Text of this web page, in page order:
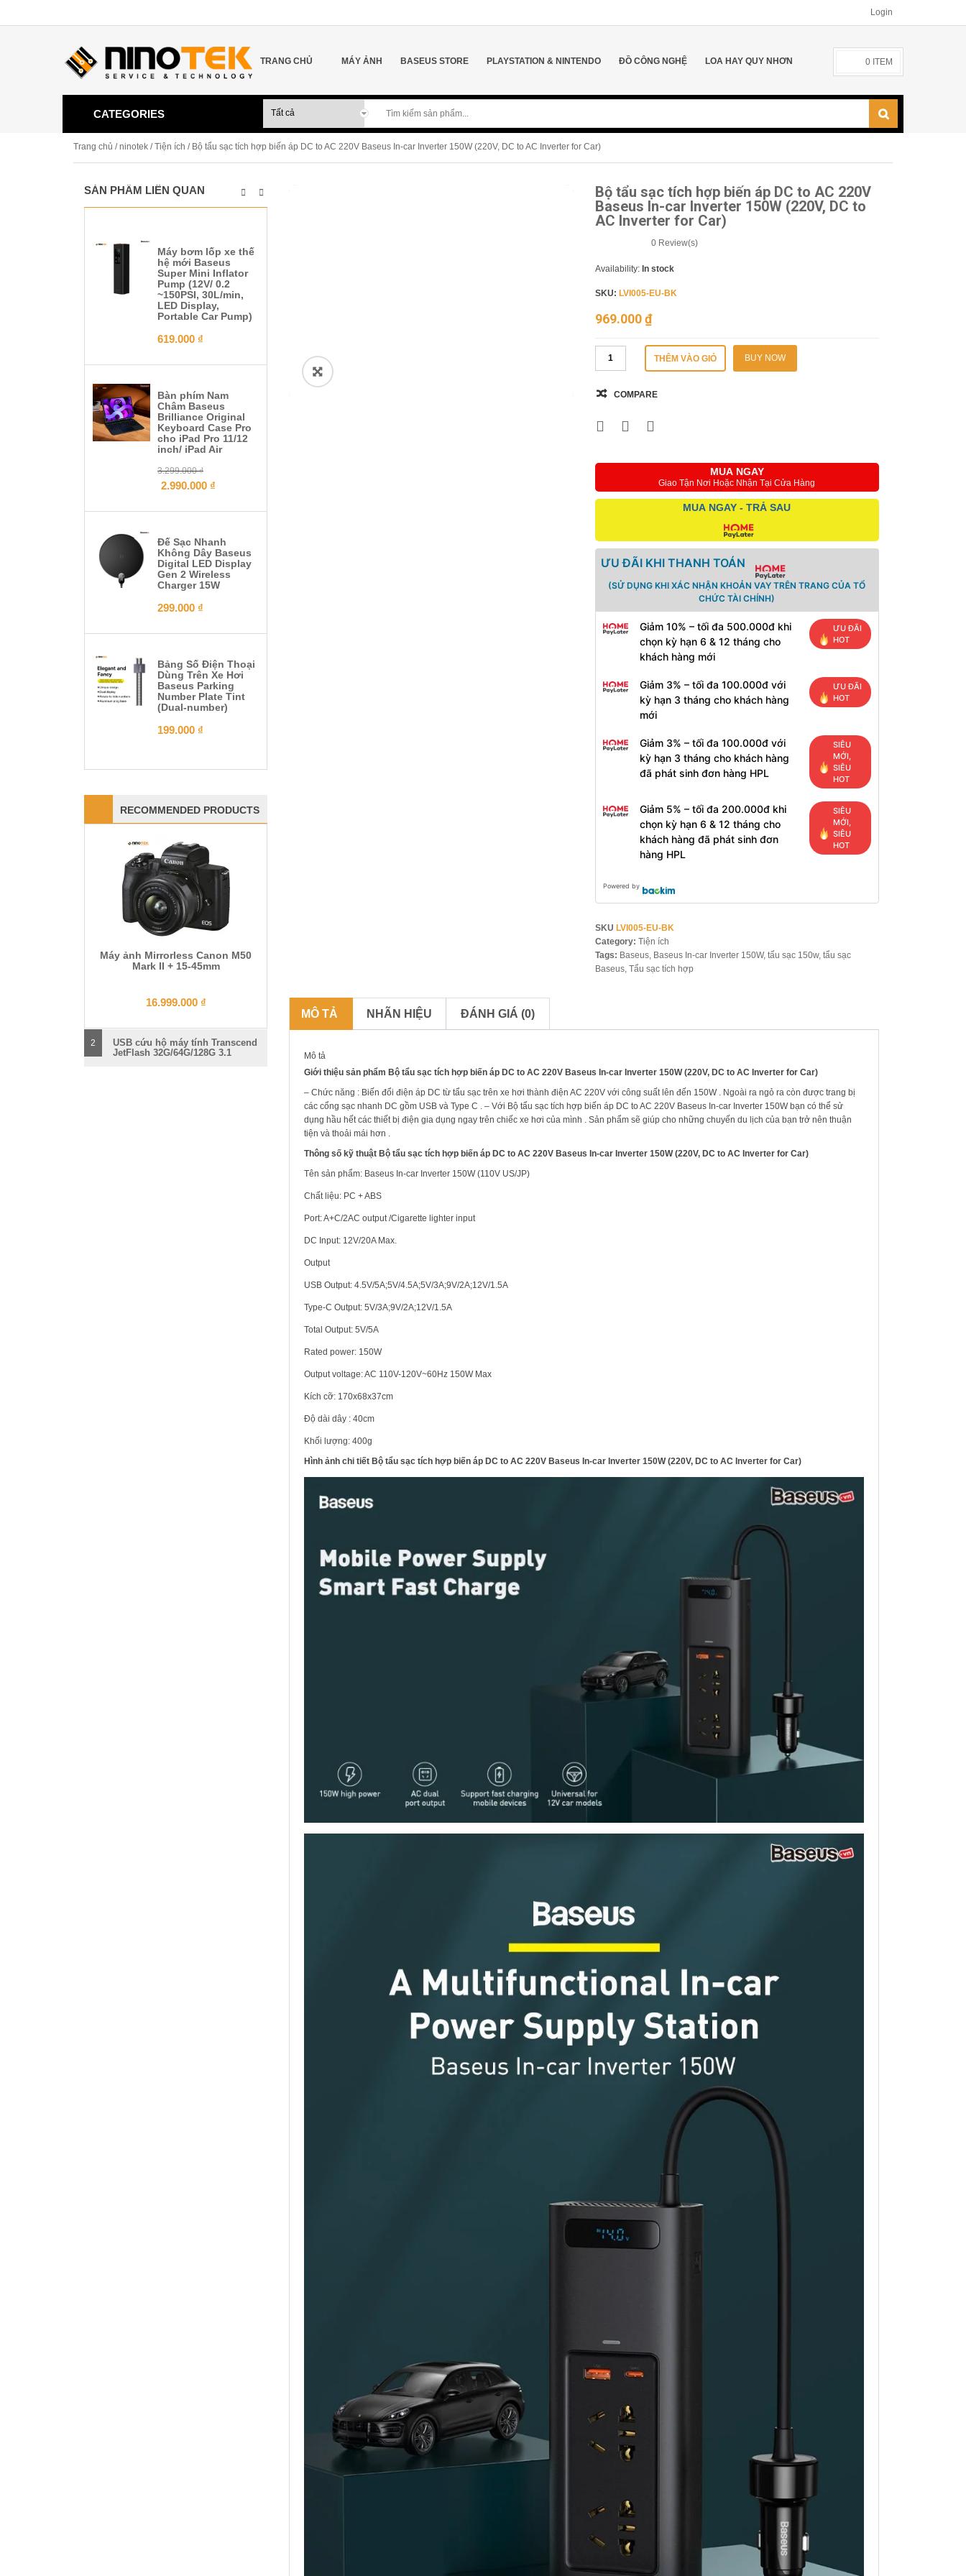
Login
TRANG CHỦ MÁY ẢNH BASEUS STORE PLAYSTATION & NINTENDO ĐỒ CÔNG NGHỆ LOA HAY QUY NHƠN 0 ITEM
CATEGORIES
Trang chủ /ninotek /Tiện ích / Bộ tẩu sạc tích hợp biến áp DC to AC 220V Baseus In-car Inverter 150W (220V, DC to AC Inverter for Car)
SẢN PHẨM LIÊN QUAN
Máy bơm lốp xe thế
hệ mới Baseus
Super Mini Inflator
Pump (12V/ 0.2
~150PSI, 30L/min,
LED Display,
Portable Car Pump)
619.000 ₫
Bàn phím Nam
Châm Baseus
Brilliance Original
Keyboard Case Pro
cho iPad Pro 11/12
inch/ iPad Air
3.299.000₫
2.990.000 ₫
Đế Sạc Nhanh
Không Dây Baseus
Digital LED Display
Gen 2 Wireless
Charger 15W
299.000 ₫
Bảng Số Điện Thoại
Dùng Trên Xe Hơi
Baseus Parking
Number Plate Tint
(Dual-number)
199.000 ₫
RECOMMENDED PRODUCTS
Máy ảnh Mirrorless Canon M50
Mark II + 15-45mm
16.999.000 ₫
2
USB cứu hộ máy tính Transcend
JetFlash 32G/64G/128G 3.1
🔍
Bộ tẩu sạc tích hợp biến áp DC to AC 220V
Baseus In-car Inverter 150W (220V, DC to
AC Inverter for Car)
0Review(s)
Availability: In stock
SKU: LVI005-EU-BK
969.000₫
THÊM VÀO GIỎ BUY NOW
COMPARE
MUA NGAY
Giao Tận Nơi Hoặc Nhận Tại Cửa Hàng
MUA NGAY - TRẢ SAU
ƯU ĐÃI KHI THANH TOÁN
(SỬ DỤNG KHI XÁC NHẬN KHOẢN VAY TRÊN TRANG CỦA TỔ
CHỨC TÀI CHÍNH)
Giảm 10% – tối đa 500.000đ khi
chọn kỳ hạn 6 & 12 tháng cho
khách hàng mới
ƯU ĐÃI
HOT
Giảm 3% – tối đa 100.000đ với
kỳ hạn 3 tháng cho khách hàng
mới
ƯU ĐÃI
HOT
Giảm 3% – tối đa 100.000đ với
kỳ hạn 3 tháng cho khách hàng
đã phát sinh đơn hàng HPL
SIÊU
MỚI,
SIÊU
HOT
Giảm 5% – tối đa 200.000đ khi
chọn kỳ hạn 6 & 12 tháng cho
khách hàng đã phát sinh đơn
hàng HPL
SIÊU
MỚI,
SIÊU
HOT
Powered by
SKU LVI005-EU-BK
Category: Tiện ích
Tags: Baseus, Baseus In-car Inverter 150W, tẩu sạc 150w, tẩu sạc
Baseus, Tẩu sạc tích hợp
MÔ TẢ NHÃN HIỆU ĐÁNH GIÁ (0)
Mô tả
Giới thiệu sản phẩm Bộ tẩu sạc tích hợp biến áp DC to AC 220V Baseus In-car Inverter 150W (220V, DC to AC Inverter for Car)
– Chức năng : Biến đổi điện áp DC từ tẩu sạc trên xe hơi thành điện AC 220V với công suất lên đến 150W . Ngoài ra ngỏ ra còn được trang bị
các cổng sạc nhanh DC gồm USB và Type C . – Với Bộ tẩu sạc tích hợp biến áp DC to AC 220V Baseus In-car Inverter 150W bạn có thể sử
dụng hầu hết các thiết bị điện gia dụng ngay trên chiếc xe hơi của mình . Sản phẩm sẽ giúp cho những chuyến du lịch của bạn trở nên thuận
tiện và thoải mái hơn .
Thông số kỹ thuật Bộ tẩu sạc tích hợp biến áp DC to AC 220V Baseus In-car Inverter 150W (220V, DC to AC Inverter for Car)
Tên sản phẩm: Baseus In-car Inverter 150W (110V US/JP)
Chất liệu: PC + ABS
Port: A+C/2AC output /Cigarette lighter input
DC Input: 12V/20A Max.
Output
USB Output: 4.5V/5A;5V/4.5A;5V/3A;9V/2A;12V/1.5A
Type-C Output: 5V/3A;9V/2A;12V/1.5A
Total Output: 5V/5A
Rated power: 150W
Output voltage: AC 110V-120V~60Hz 150W Max
Kích cỡ: 170x68x37cm
Độ dài dây : 40cm
Khối lượng: 400g
Hình ảnh chi tiết Bộ tẩu sạc tích hợp biến áp DC to AC 220V Baseus In-car Inverter 150W (220V, DC to AC Inverter for Car)